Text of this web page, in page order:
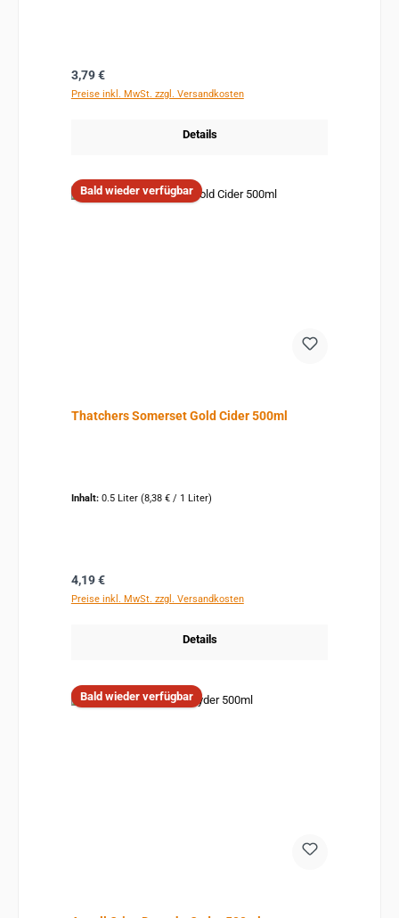
Regulärer Preis:
3,79 €
Preise inkl. MwSt. zzgl. Versandkosten
Details
Bald wieder verfügbar
Thatchers Somerset Gold Cider 500ml
Inhalt: 0.5 Liter (8,38 € / 1 Liter)
Regulärer Preis:
4,19 €
Preise inkl. MwSt. zzgl. Versandkosten
Details
Bald wieder verfügbar